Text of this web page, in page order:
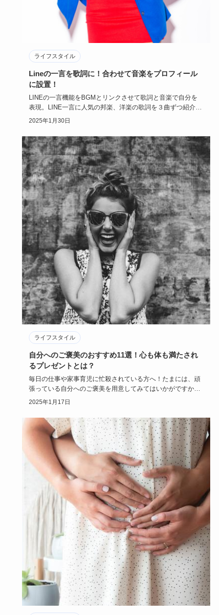
ライフスタイル
Lineの一言を歌詞に！合わせて音楽をプロフィール
に設置！
LINEの一言機能をBGMとリンクさせて歌詞と音楽で自分を
表現。LINE一言に人気の邦楽、洋楽の歌詞を３曲ずつ紹介し
ます。…
2025年1月30日
ライフスタイル
自分へのご褒美のおすすめ11選！心も体も満たされ
るプレゼントとは？
毎日の仕事や家事育児に忙殺されている方へ！たまには、頑
張っている自分へのご褒美を用意してみてはいかがですか？
自分から自分に…
2025年1月17日